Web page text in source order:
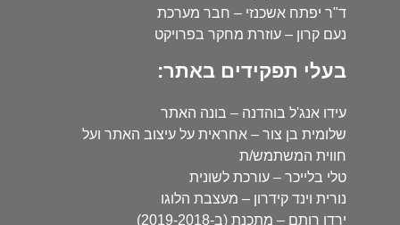
ד"ר יפתח אשכנזי – חבר מערכת
נעם קרון – עוזרת מחקר בפרויקט
בעלי תפקידים באתר:
עידו אנג'ל בוהדנה – בונה האתר
שלומית בן צור – אחראית על עיצוב האתר ועל
חווית המשתמש/ת
טלי בלייכר – עורכת לשונית
נורית וינד קידרון – מעצבת הלוגו
ירדן רותם – מתכנת (ב-2019-2018)